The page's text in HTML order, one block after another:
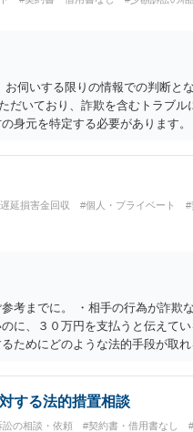
伺いする限りの情報での判断と
だいており、詐欺を含むトラブル
身元を特定する必要があります。
に被害相談に行くことをお勧めし
延損害金回収 #個人・プライベート
#
考までに。 ・相手の行為が詐欺
に、３０万円を支払うと伝えて
ためにどのような法的手段が取
法上無効（民法９０条）とな
分からない状態でも対応可能な
する法的措置相談
訟の相談・依頼 #契約書・借用書なし